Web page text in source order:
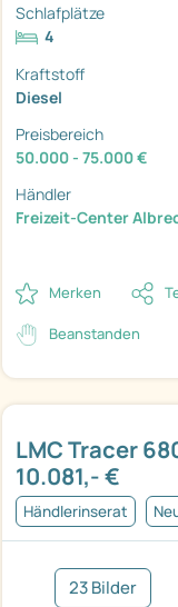
LMC Tracer
10.081,- €
Händlerinserat
23 Bilder
Schlafplätze
4
Kraftstoff
Diesel
Preisbereich
50.000 - 75.000 €
Händler
Freizeit-Center
Merken
Beanstanden